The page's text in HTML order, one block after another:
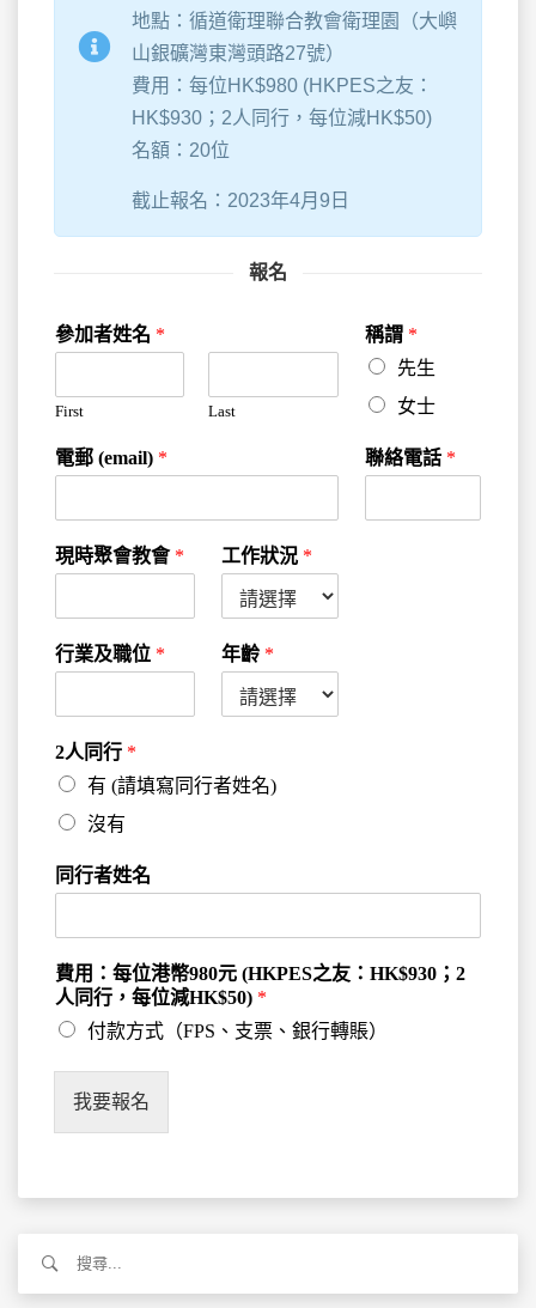
地點：循道衛理聯合教會衛理園（大嶼
山銀礦灣東灣頭路27號）
費用：每位HK$980 (HKPES之友：
HK$930；2人同行，每位減HK$50)
名額：20位
截止報名：2023年4月9日
報名
參加者姓名 *
First Last
稱謂 *
先生
女士
電郵 (email) * 聯絡電話 *
現時聚會教會 * 工作狀況 *
行業及職位 * 年齡 *
2人同行 *
有 (請填寫同行者姓名)
沒有
同行者姓名
費用：每位港幣980元 (HKPES之友：HK$930；2
人同行，每位減HK$50) *
付款方式（FPS、支票、銀行轉賬）
我要報名
關